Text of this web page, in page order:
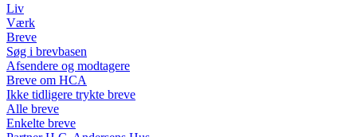
Liv
Værk
Breve
Søg i brevbasen
Afsendere og modtagere
Breve om HCA
Ikke tidligere trykte breve
Alle breve
Enkelte breve